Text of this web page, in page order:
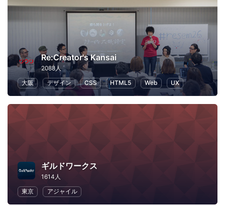
Re:Creator's Kansai
2088人
大阪
デザイン CSS HTML5 Web UX
ギルドワークス
1614人
東京
アジャイル